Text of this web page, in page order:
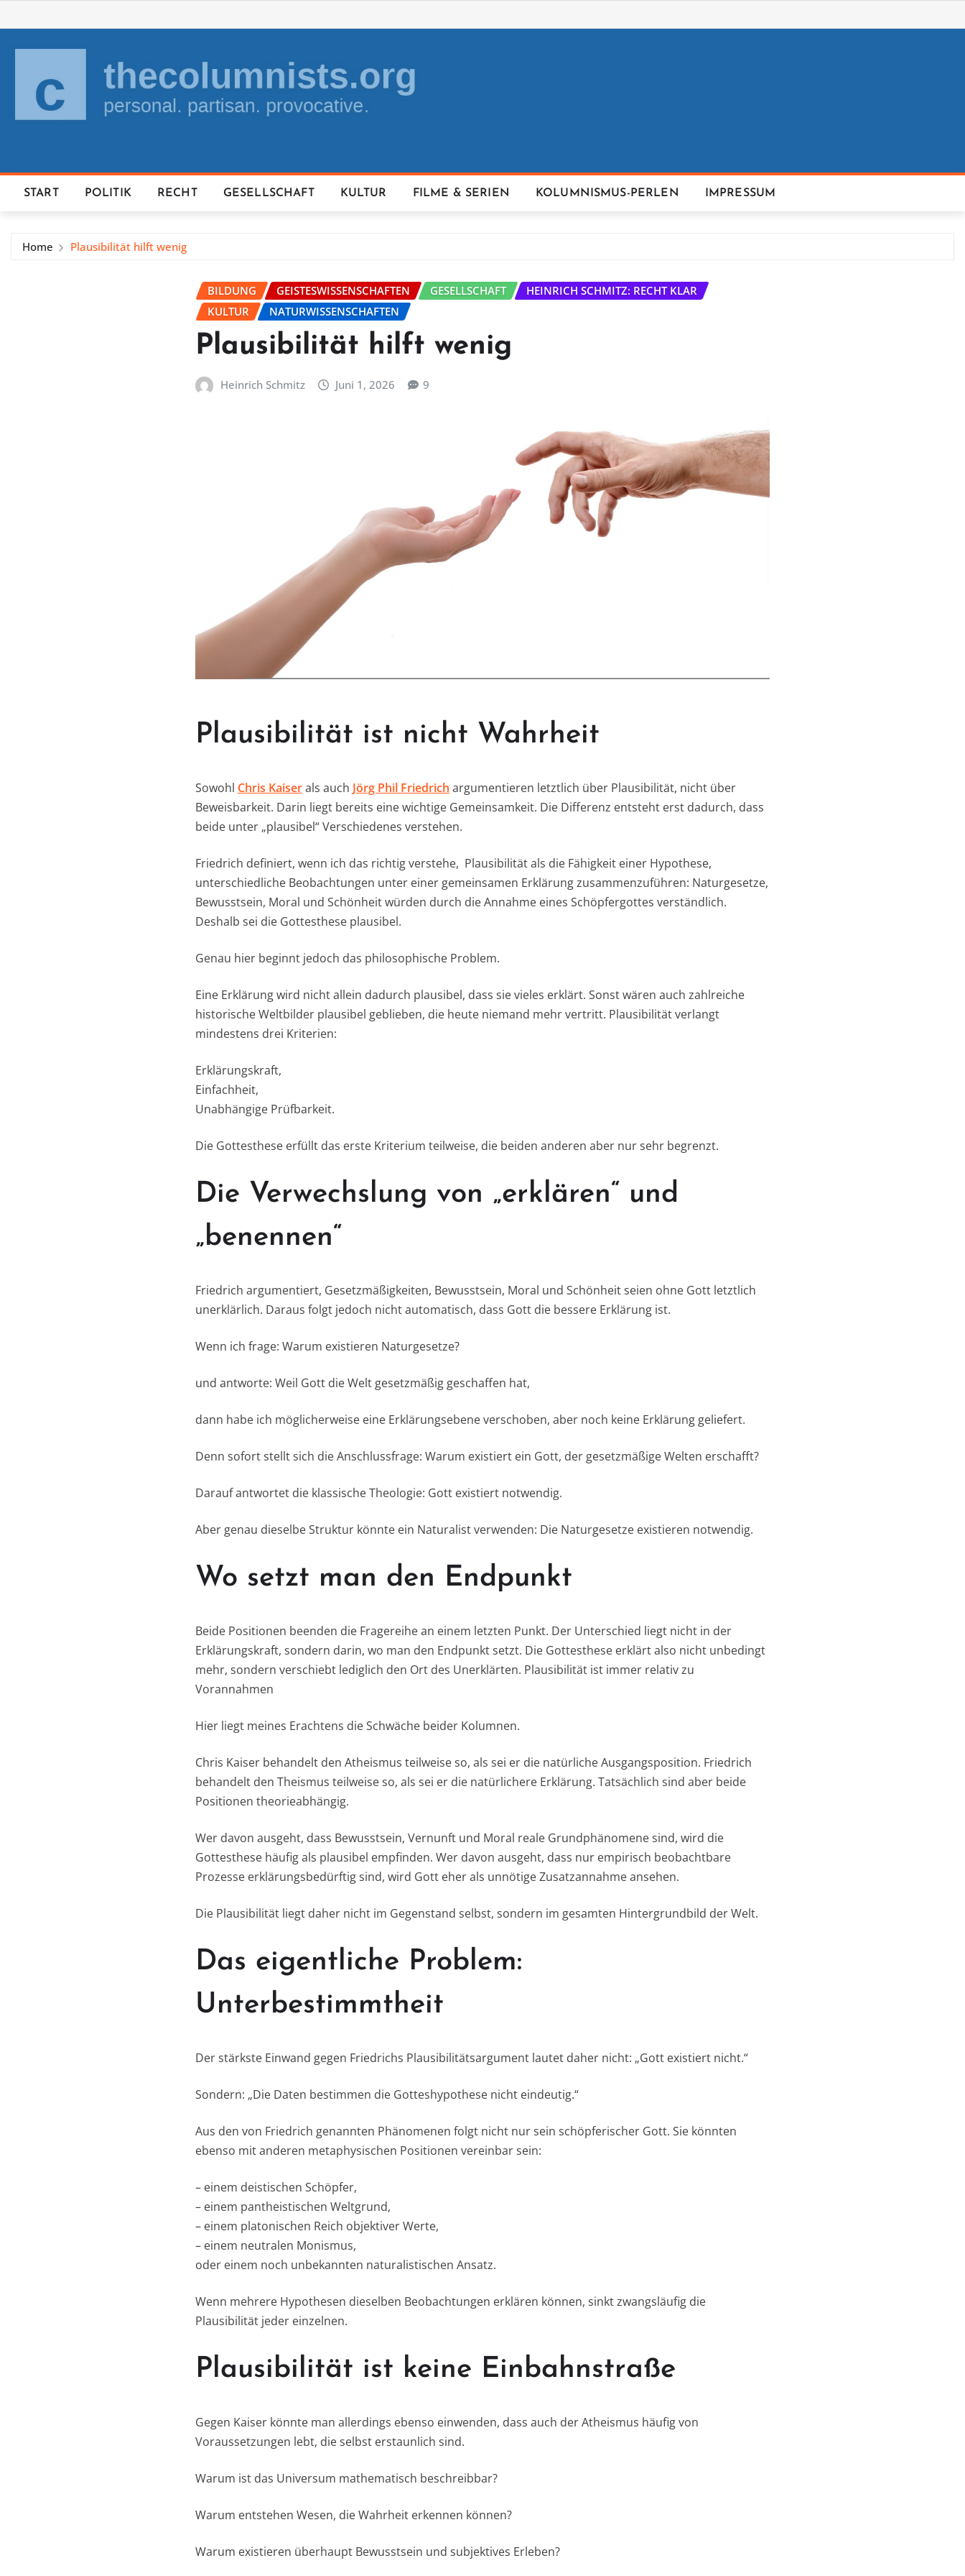
to
content
START POLITIK RECHT GESELLSCHAFT KULTUR FILME & SERIEN KOLUMNISMUS-PERLEN IMPRESSUM
Home Plausibilität hilft wenig
BILDUNG GEISTESWISSENSCHAFTEN GESELLSCHAFT
HEINRICH SCHMITZ: RECHT KLAR
KULTUR
NATURWISSENSCHAFTEN
Plausibilität hilft wenig
Heinrich Schmitz Juni 1, 2026 9
Plausibilität ist nicht Wahrheit
Sowohl Chris Kaiserals auch Jörg Phil Friedrich argumentieren letztlich über Plausibilität, nicht über
Beweisbarkeit. Darin liegt bereits eine wichtige Gemeinsamkeit. Die Differenz entsteht erst dadurch, dass
beide unter „plausibel“ Verschiedenes verstehen.
Friedrich definiert, wenn ich das richtig verstehe, Plausibilität als die Fähigkeit einer Hypothese,
unterschiedliche Beobachtungen unter einer gemeinsamen Erklärung zusammenzuführen: Naturgesetze,
Bewusstsein, Moral und Schönheit würden durch die Annahme eines Schöpfergottes verständlich.
Deshalb sei die Gottesthese plausibel.
Genau hier beginnt jedoch das philosophische Problem.
Eine Erklärung wird nicht allein dadurch plausibel, dass sie vieles erklärt. Sonst wären auch zahlreiche
historische Weltbilder plausibel geblieben, die heute niemand mehr vertritt. Plausibilität verlangt
mindestens drei Kriterien:
Erklärungskraft,
Einfachheit,
Unabhängige Prüfbarkeit.
Die Gottesthese erfüllt das erste Kriterium teilweise, die beiden anderen aber nur sehr begrenzt.
Die Verwechslung von „erklären“ und
„benennen“
Friedrich argumentiert, Gesetzmäßigkeiten, Bewusstsein, Moral und Schönheit seien ohne Gott letztlich
unerklärlich. Daraus folgt jedoch nicht automatisch, dass Gott die bessere Erklärung ist.
Wenn ich frage: Warum existieren Naturgesetze?
und antworte: Weil Gott die Welt gesetzmäßig geschaffen hat,
dann habe ich möglicherweise eine Erklärungsebene verschoben, aber noch keine Erklärung geliefert.
Denn sofort stellt sich die Anschlussfrage: Warum existiert ein Gott, der gesetzmäßige Welten erschafft?
Darauf antwortet die klassische Theologie: Gott existiert notwendig.
Aber genau dieselbe Struktur könnte ein Naturalist verwenden: Die Naturgesetze existieren notwendig.
Wo setzt man den Endpunkt
Beide Positionen beenden die Fragereihe an einem letzten Punkt. Der Unterschied liegt nicht in der
Erklärungskraft, sondern darin, wo man den Endpunkt setzt. Die Gottesthese erklärt also nicht unbedingt
mehr, sondern verschiebt lediglich den Ort des Unerklärten. Plausibilität ist immer relativ zu
Vorannahmen
Hier liegt meines Erachtens die Schwäche beider Kolumnen.
Chris Kaiser behandelt den Atheismus teilweise so, als sei er die natürliche Ausgangsposition. Friedrich
behandelt den Theismus teilweise so, als sei er die natürlichere Erklärung. Tatsächlich sind aber beide
Positionen theorieabhängig.
Wer davon ausgeht, dass Bewusstsein, Vernunft und Moral reale Grundphänomene sind, wird die
Gottesthese häufig als plausibel empfinden. Wer davon ausgeht, dass nur empirisch beobachtbare
Prozesse erklärungsbedürftig sind, wird Gott eher als unnötige Zusatzannahme ansehen.
Die Plausibilität liegt daher nicht im Gegenstand selbst, sondern im gesamten Hintergrundbild der Welt.
Das eigentliche Problem:
Unterbestimmtheit
Der stärkste Einwand gegen Friedrichs Plausibilitätsargument lautet daher nicht: „Gott existiert nicht.“
Sondern: „Die Daten bestimmen die Gotteshypothese nicht eindeutig.“
Aus den von Friedrich genannten Phänomenen folgt nicht nur sein schöpferischer Gott. Sie könnten
ebenso mit anderen metaphysischen Positionen vereinbar sein:
– einem deistischen Schöpfer,
– einem pantheistischen Weltgrund,
– einem platonischen Reich objektiver Werte,
– einem neutralen Monismus,
oder einem noch unbekannten naturalistischen Ansatz.
Wenn mehrere Hypothesen dieselben Beobachtungen erklären können, sinkt zwangsläufig die
Plausibilität jeder einzelnen.
Plausibilität ist keine Einbahnstraße
Gegen Kaiser könnte man allerdings ebenso einwenden, dass auch der Atheismus häufig von
Voraussetzungen lebt, die selbst erstaunlich sind.
Warum ist das Universum mathematisch beschreibbar?
Warum entstehen Wesen, die Wahrheit erkennen können?
Warum existieren überhaupt Bewusstsein und subjektives Erleben?